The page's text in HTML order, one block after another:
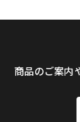
商品のご案内